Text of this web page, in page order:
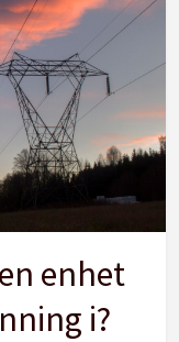
enhet
i?